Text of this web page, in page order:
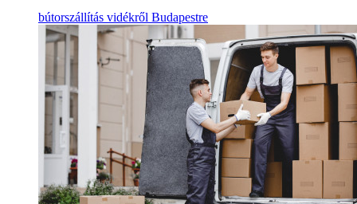
bútorszállítás vidékről Budapestre